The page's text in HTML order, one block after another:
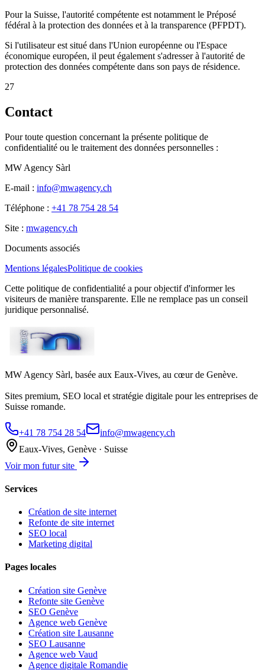
Pour la Suisse, l'autorité compétente est notamment le Préposé
fédéral à la protection des données et à la transparence (PFPDT).
Si l'utilisateur est situé dans l'Union européenne ou l'Espace
économique européen, il peut également s'adresser à l'autorité de
protection des données compétente dans son pays de résidence.
27
Contact
Pour toute question concernant la présente politique de
confidentialité ou le traitement des données personnelles :
MW Agency Sàrl
E-mail : info@mwagency.ch
Téléphone : +41 78 754 28 54
Site : mwagency.ch
Documents associés
Mentions légalesPolitique de cookies
Cette politique de confidentialité a pour objectif d'informer les
visiteurs de manière transparente. Elle ne remplace pas un conseil
juridique personnalisé.
MW Agency Sàrl, basée aux Eaux-Vives, au cœur de Genève.
Sites premium, SEO local et stratégie digitale pour les entreprises de
Suisse romande.
+41 78 754 28 54
info@mwagency.ch
Eaux-Vives, Genève · Suisse
Voir mon futur site
Services
Création de site internet
Refonte de site internet
SEO local
Marketing digital
Pages locales
Création site Genève
Refonte site Genève
SEO Genève
Agence web Genève
Création site Lausanne
SEO Lausanne
Agence web Vaud
Agence digitale Romandie